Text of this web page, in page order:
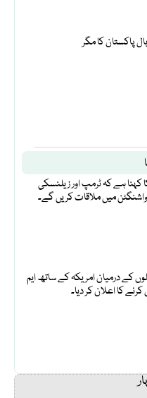
کہنا ہے کہ ٹرمپ اور زیلنسکی
میں ملاقات کریں گے۔
کے درمیان امریکہ کے ساتھ ایم
کا اعلان کر دیا۔